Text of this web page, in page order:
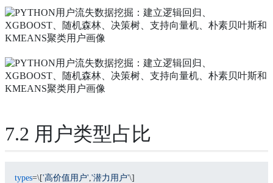
7.2 用户类型占比
types=\['高价值用户' '潜力用户'\]